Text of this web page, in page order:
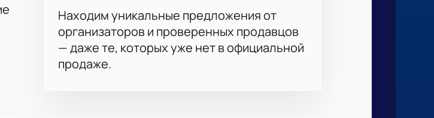
Находим уникальные предложения от
организаторов и проверенных продавцов
— даже те, которых уже нет в официальной
продаже.